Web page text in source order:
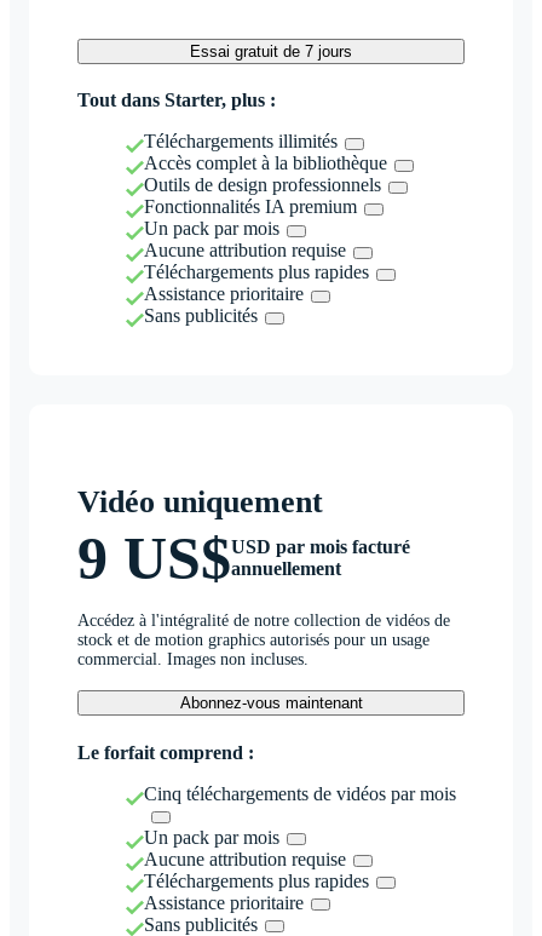
Essai gratuit de 7 jours
Tout dans Starter, plus :
Téléchargements illimités
Accès complet à la bibliothèque
Outils de design professionnels
Fonctionnalités IA premium
Un pack par mois
Aucune attribution requise
Téléchargements plus rapides
Assistance prioritaire
Sans publicités
Vidéo uniquement
9 US$USD par mois facturé
annuellement
Accédez à l'intégralité de notre collection de vidéos de
stock et de motion graphics autorisés pour un usage
commercial. Images non incluses.
Abonnez-vous maintenant
Le forfait comprend :
Cinq téléchargements de vidéos par mois
Un pack par mois
Aucune attribution requise
Téléchargements plus rapides
Assistance prioritaire
Sans publicités